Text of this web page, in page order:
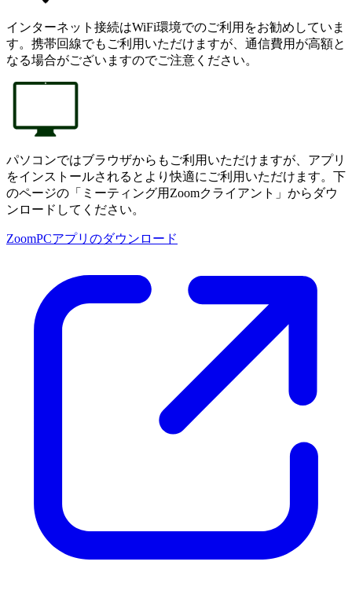
インターネット接続はWiFi環境でのご利用をお勧めしていま
す。携帯回線でもご利用いただけますが、通信費用が高額と
なる場合がございますのでご注意ください。
パソコンではブラウザからもご利用いただけますが、アプリ
をインストールされるとより快適にご利用いただけます。下
のページの「ミーティング用Zoomクライアント」からダウ
ンロードしてください。
ZoomPCアプリのダウンロード